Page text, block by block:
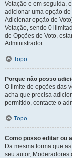
Votação e em seguida,
adicionar uma opção
Adicionar opção de
Votação, sendo 0
de Opções de Voto,
Administrador.
Topo
Porque não posso
O limite de opções das
acha que precisa
permitido, contacte o
Topo
Como posso editar ou
Da mesma forma que
seu autor, Moderadores